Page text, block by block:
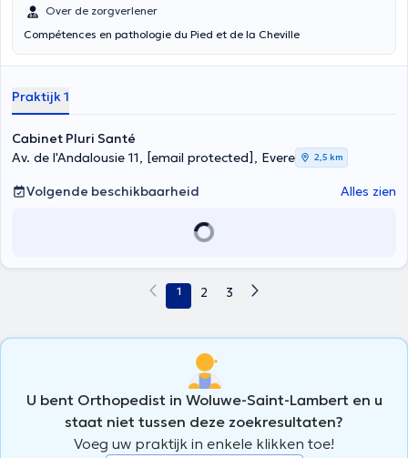
Over de zorgverlener
Compétences en pathologie du Pied et de la Cheville
Praktijk 1
Cabinet Pluri Santé
Av. de l'Andalousie 11, [email protected] , Evere 2,5 km
Volgende beschikbaarheid Alles zien
1 2 3
U bent Orthopedist in Woluwe-Saint-Lambert en u
staat niet tussen deze zoekresultaten?
Voeg uw praktijk in enkele klikken toe!